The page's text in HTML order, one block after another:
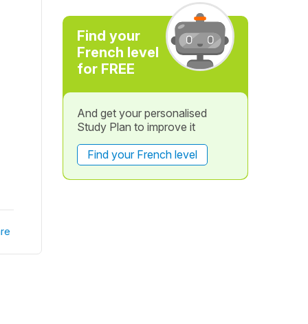
Find your
French level
for FREE
And get your personalised
Study Plan to improve it
Find your French level